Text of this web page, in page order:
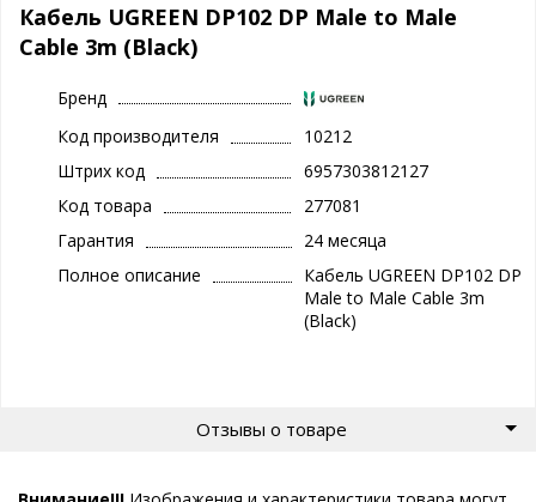
Кабель UGREEN DP102 DP Male to Male
Cable 3m (Black)
Бренд
Код производителя
10212
Штрих код
6957303812127
Код товара
277081
Гарантия
24 месяца
Полное описание
Кабель UGREEN DP102 DP
Male to Male Cable 3m
(Black)
Отзывы о товаре